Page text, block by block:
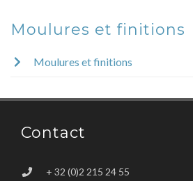
Moulures et finitions
Moulures et finitions
Contact
+ 32 (0)2 215 24 55